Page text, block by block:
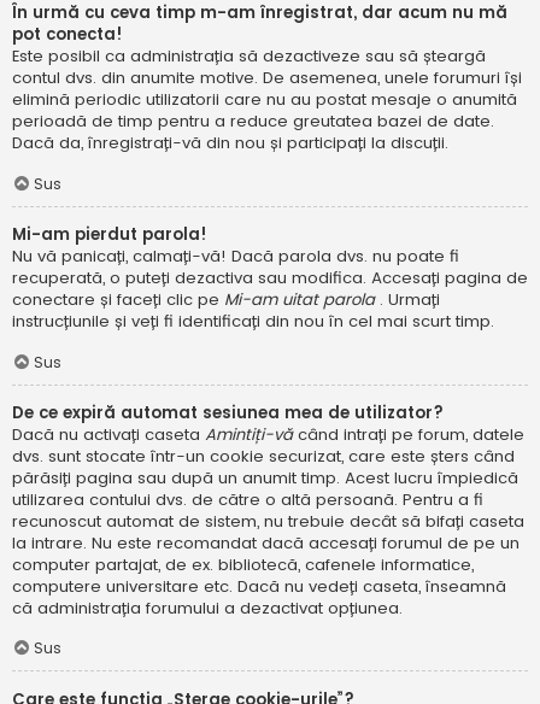
În urmă cu ceva timp m-am înregistrat, dar acum nu mă
pot conecta!
Este posibil ca administrația să dezactiveze sau să șteargă
contul dvs. din anumite motive. De asemenea, unele forumuri își
elimină periodic utilizatorii care nu au postat mesaje o anumită
perioadă de timp pentru a reduce greutatea bazei de date.
Dacă da, înregistrați-vă din nou și participați la discuții.
Sus
Mi-am pierdut parola!
Nu vă panicați, calmați-vă! Dacă parola dvs. nu poate fi
recuperată, o puteți dezactiva sau modifica. Accesați pagina de
conectare și faceți clic pe Mi-am uitat parola . Urmați
instrucțiunile și veți fi identificați din nou în cel mai scurt timp.
Sus
De ce expiră automat sesiunea mea de utilizator?
Dacă nu activați caseta Amintiți-văcând intrați pe forum, datele
dvs. sunt stocate într-un cookie securizat, care este șters când
părăsiți pagina sau după un anumit timp. Acest lucru împiedică
utilizarea contului dvs. de către o altă persoană. Pentru a fi
recunoscut automat de sistem, nu trebuie decât să bifați caseta
la intrare. Nu este recomandat dacă accesați forumul de pe un
computer partajat, de ex. bibliotecă, cafenele informatice,
computere universitare etc. Dacă nu vedeți caseta, înseamnă
că administrația forumului a dezactivat opțiunea.
Sus
Care este funcția „Șterge cookie-urile”?